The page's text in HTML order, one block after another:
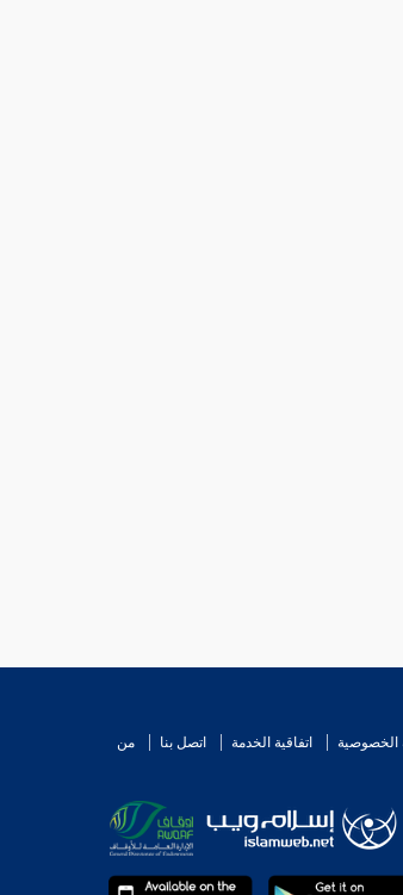
الخصوصية اتفاقية الخدمة اتصل بنا
من